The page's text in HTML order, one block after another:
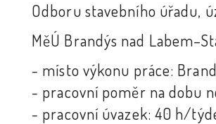
Odboru stavebního úřadu,
MěÚ Brandýs nad
- místo výkonu práce:
- pracovní poměr na dobu
- pracovní úvazek: 40 h/